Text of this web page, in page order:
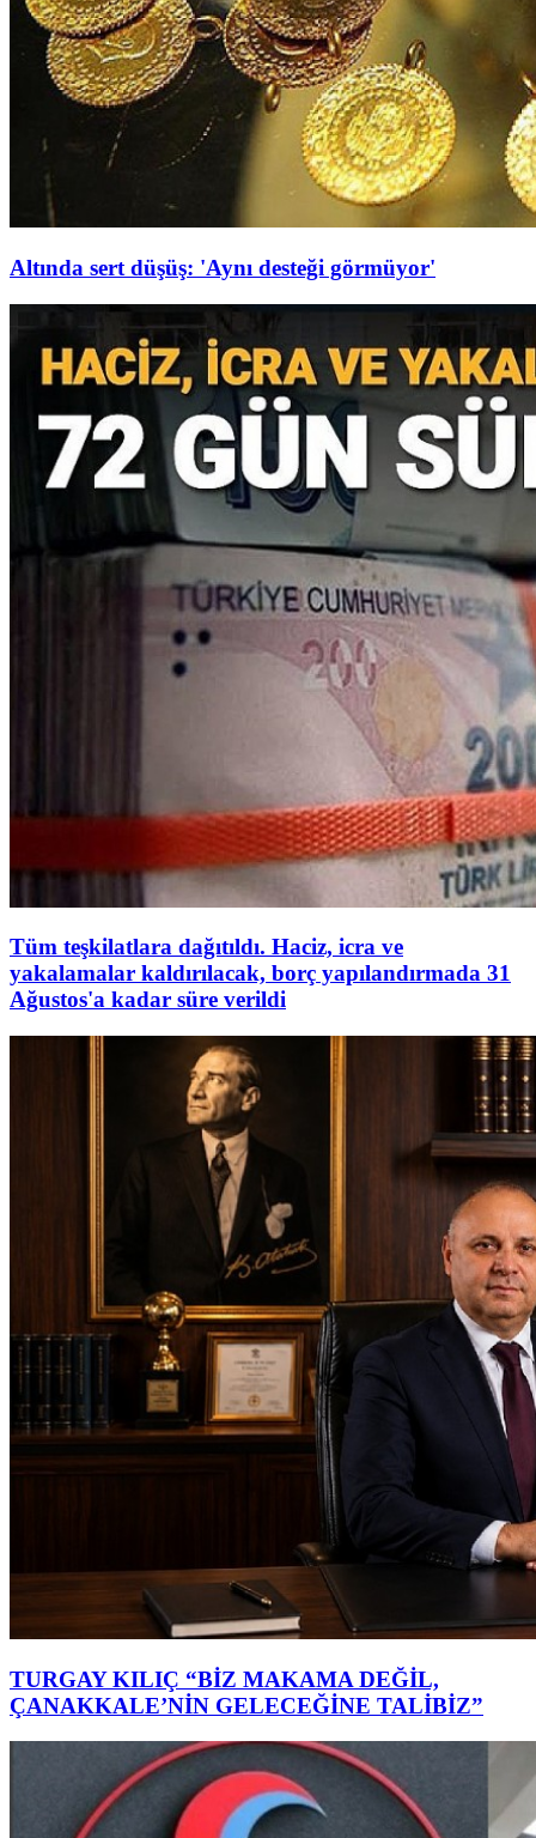
Altında sert düşüş: 'Aynı desteği görmüyor'
Tüm teşkilatlara dağıtıldı. Haciz, icra ve
yakalamalar kaldırılacak, borç yapılandırmada 31
Ağustos'a kadar süre verildi
TURGAY KILIÇ “BİZ MAKAMA DEĞİL,
ÇANAKKALE’NİN GELECEĞİNE TALİBİZ”